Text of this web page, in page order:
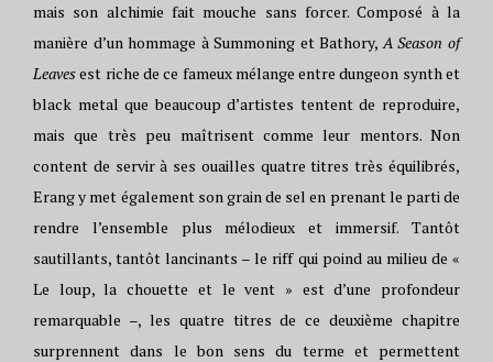
mais son alchimie fait mouche sans forcer. Composé à la
manière d’un hommage à Summoning et Bathory,A Season of
Leavesest riche de ce fameux mélange entre dungeon synth et
black metal que beaucoup d’artistes tentent de reproduire,
mais que très peu maîtrisent comme leur mentors. Non
content de servir à ses ouailles quatre titres très équilibrés,
Erang y met également son grain de sel en prenant le parti de
rendre l’ensemble plus mélodieux et immersif. Tantôt
sautillants, tantôt lancinants – le riff qui poind au milieu de «
Le loup, la chouette et le vent » est d’une profondeur
remarquable –, les quatre titres de ce deuxième chapitre
surprennent dans le bon sens du terme et permettent